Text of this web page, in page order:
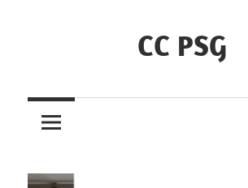
CC PSG